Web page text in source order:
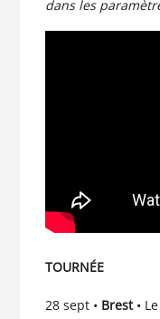
dans les
TOURNÉE
28 sept • Brest•